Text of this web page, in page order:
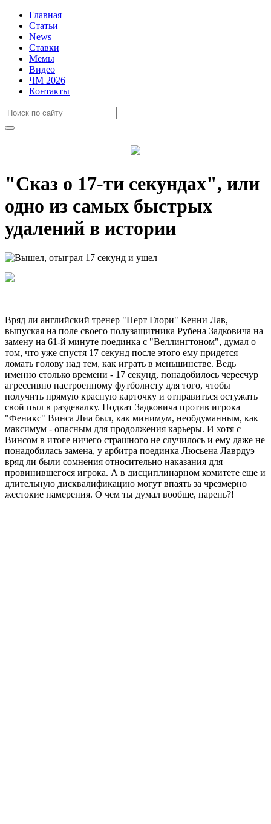
Главная
Статьи
News
Ставки
Мемы
Видео
ЧМ 2026
Контакты
"Сказ о 17-ти секундах", или
одно из самых быстрых
удалений в истории
Вряд ли английский тренер "Перт Глори" Кенни Лав,
выпуская на поле своего полузащитника Рубена Задковича на
замену на 61-й минуте поединка с "Веллингтоном", думал о
том, что уже спустя 17 секунд после этого ему придется
ломать голову над тем, как играть в меньшинстве. Ведь
именно столько времени - 17 секунд, понадобилось чересчур
агрессивно настроенному футболисту для того, чтобы
получить прямую красную карточку и отправиться остужать
свой пыл в раздевалку. Подкат Задковича против игрока
"Феникс" Винса Лиа был, как минимум, необдуманным, как
максимум - опасным для продолжения карьеры. И хотя с
Винсом в итоге ничего страшного не случилось и ему даже не
понадобилась замена, у арбитра поединка Люсьена Лаврдуэ
вряд ли были сомнения относительно наказания для
провинившегося игрока. А в дисциплинарном комитете еще и
длительную дисквалификацию могут впаять за чрезмерно
жестокие намерения. О чем ты думал вообще, парень?!